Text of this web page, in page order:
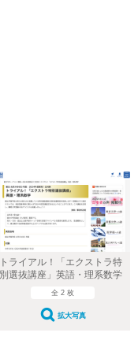
トライアル！「エクストラ特
別選抜講座」英語・理系数学
全 2 枚
拡大写真